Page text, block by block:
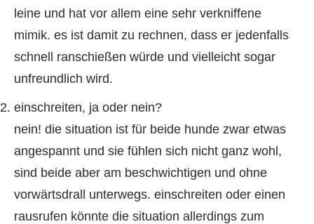
leine und hat vor allem eine sehr verkniffene
mimik. es ist damit zu rechnen, dass er jedenfalls
schnell ranschießen würde und vielleicht sogar
unfreundlich wird.
einschreiten, ja oder nein?
nein! die situation ist für beide hunde zwar etwas
angespannt und sie fühlen sich nicht ganz wohl,
sind beide aber am beschwichtigen und ohne
vorwärtsdrall unterwegs. einschreiten oder einen
rausrufen könnte die situation allerdings zum